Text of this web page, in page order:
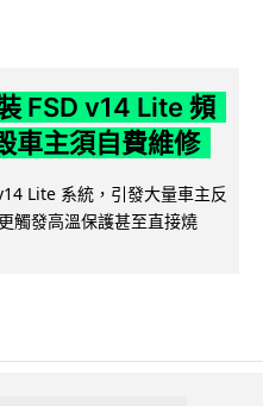
FSD v14 Lite 頻
車主須自費維修
Lite 系統，引發大量車主反
觸發高溫保護甚至直接燒